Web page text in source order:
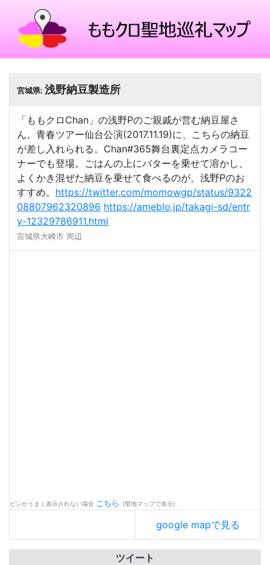
宮城県: 浅野納豆製造所
「ももクロChan」の浅野Pのご親戚が営む納豆屋さ
ん。青春ツアー仙台公演(2017.11.19)に、こちらの納豆
が差し入れられる。Chan#365舞台裏定点カメラコー
ナーでも登場。ごはんの上にバターを乗せて溶かし、
よくかき混ぜた納豆を乗せて食べるのが、浅野Pのお
すすめ。 https://twitter.com/momowgp/status/9322
08807962320896 https://ameblo.jp/takagi-sd/entr
y-12329786911.html
宮城県大崎市 周辺
ピンがうまく表示されない場合 こちら (聖地マップで表示)
google mapで見る
ツイート